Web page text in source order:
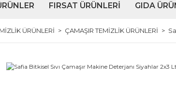
FIRSAT ÜRÜNLERİ GIDA
ÜRÜNLERİ ÇAMAŞIR TEMİZLİK ÜRÜNLERİ